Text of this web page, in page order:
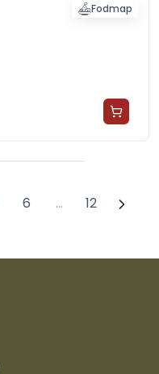
Fodmap
6 ... 12